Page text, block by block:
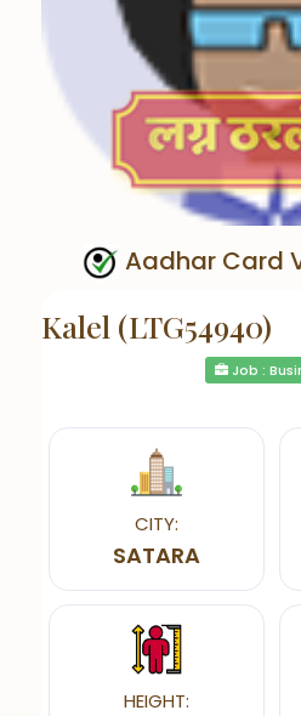
Aadhar Card
Kalel (LTG54940)
Job :
CITY:
SATARA
HEIGHT: